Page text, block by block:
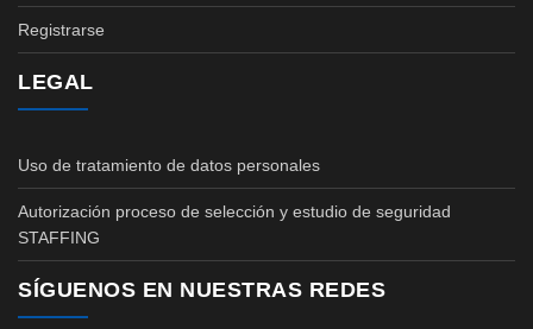
Registrarse
LEGAL
Uso de tratamiento de datos personales
Autorización proceso de selección y estudio de seguridad
STAFFING
SÍGUENOS EN NUESTRAS REDES